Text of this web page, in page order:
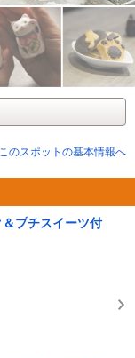
このスポットの基本情報へ
＆プチスイーツ付